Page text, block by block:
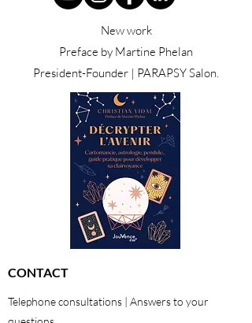
New work
Preface by Martine Phelan
President-Founder | PARAPSY Salon.
CONTACT
Telephone consultations | Answers to your